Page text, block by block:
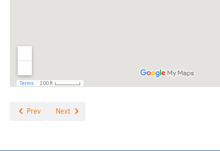
Previous article: รางวัลแห่งความภาคภูมิ
Prev Next article: สถานที่-ข้อปฏิบัติ
Next